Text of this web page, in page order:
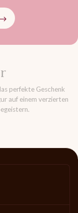
perfekte Geschenk
auf einem verzierten